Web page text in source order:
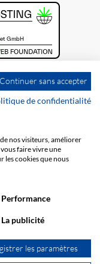
Continuer sans accepter
de confidentialité
nos visiteurs, améliorer
faire vivre une
les cookies que nous
Performance
La publicité
les paramètres